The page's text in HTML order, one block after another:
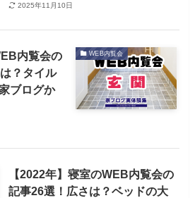
2025年11月10日
WEB内覧会
内覧会の
？タイル
ブログか
【2022年】寝室のWEB内覧会の
記事26選！広さは？ベッドの大